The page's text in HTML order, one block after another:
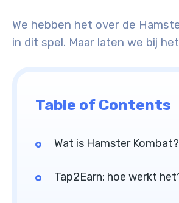
We hebben het over de
in dit spel. Maar laten we bij
Table of Contents
Wat is Hamster Kombat?
Tap2Earn: hoe werkt